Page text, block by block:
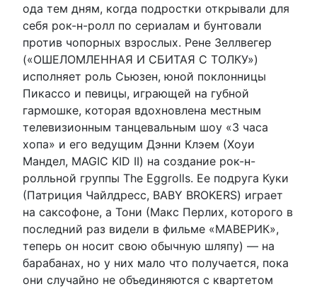
ода тем дням, когда подростки открывали для
себя рок-н-ролл по сериалам и бунтовали
против чопорных взрослых. Рене Зеллвегер
(«ОШЕЛОМЛЕННАЯ И СБИТАЯ С ТОЛКУ»)
исполняет роль Сьюзен, юной поклонницы
Пикассо и певицы, играющей на губной
гармошке, которая вдохновлена местным
телевизионным танцевальным шоу «3 часа
хопа» и его ведущим Дэнни Клэем (Хоуи
Мандел, MAGIC KID II) на создание рок-н-
ролльной группы The Eggrolls. Ее подруга Куки
(Патриция Чайлдресс, BABY BROKERS) играет
на саксофоне, а Тони (Макс Перлих, которого в
последний раз видели в фильме «МАВЕРИК»,
теперь он носит свою обычную шляпу) — на
барабанах, но у них мало что получается, пока
они случайно не объединяются с квартетом